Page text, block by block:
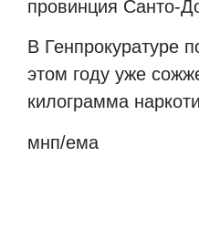
провинция Санто-
В Генпрокуратуре
этом году уже
килограмма
мнп/ема